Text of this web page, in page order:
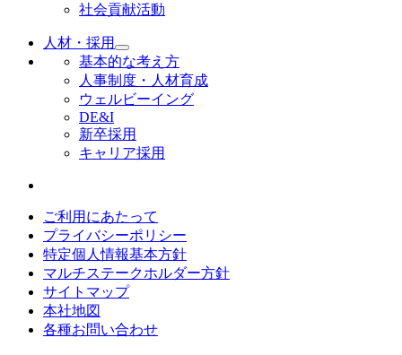
社会貢献活動
人材・採用
基本的な考え方
人事制度・人材育成
ウェルビーイング
DE&I
新卒採用
キャリア採用
ご利用にあたって
プライバシーポリシー
特定個人情報基本方針
マルチステークホルダー方針
サイトマップ
本社地図
各種お問い合わせ